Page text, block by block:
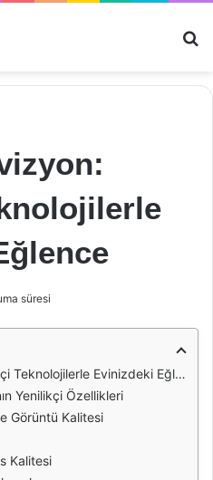
süresi
Evinizdeki Eğlence
Yenilikçi Özellikleri
Görüntü Kalitesi
Kalitesi